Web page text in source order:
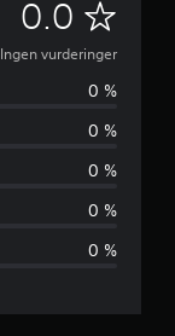
0.0
n
g
e
v
r
Ingen vurderinger
0 %
0 %
0 %
0 %
0 %